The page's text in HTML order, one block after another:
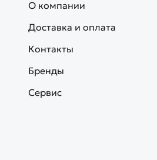
О компании
Доставка и оплата
Контакты
Бренды
Сервис